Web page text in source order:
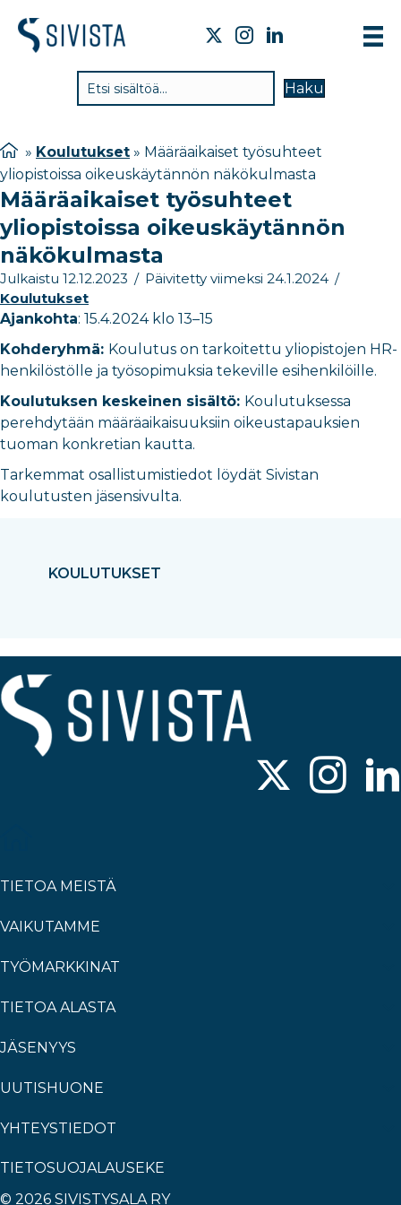
Haku
KOULUTUKSET
» Koulutukset » Määräaikaiset työsuhteet
yliopistoissa oikeuskäytännön näkökulmasta
Määräaikaiset työsuhteet
yliopistoissa oikeuskäytännön
näkökulmasta
Julkaistu 12.12.2023 / Päivitetty viimeksi 24.1.2024 /
Koulutukset
Ajankohta: 15.4.2024 klo 13–15
Kohderyhmä: Koulutus on tarkoitettu yliopistojen HR-
henkilöstölle ja työsopimuksia tekeville esihenkilöille.
Koulutuksen keskeinen sisältö: Koulutuksessa
perehdytään määräaikaisuuksiin oikeustapauksien
tuoman konkretian kautta.
Tarkemmat osallistumistiedot löydät Sivistan
koulutusten jäsensivulta.
TIETOA MEISTÄ
VAIKUTAMME
TYÖMARKKINAT
TIETOA ALASTA
JÄSENYYS
UUTISHUONE
YHTEYSTIEDOT
TIETOSUOJALAUSEKE
© 2026 SIVISTYSALA RY